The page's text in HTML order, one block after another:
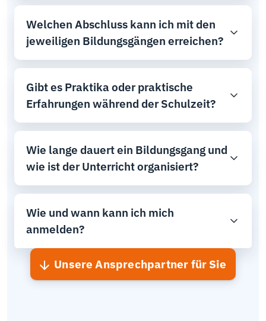
Welchen Abschluss kann ich mit den
jeweiligen Bildungsgängen erreichen?
Gibt es Praktika oder praktische
Erfahrungen während der Schulzeit?
Wie lange dauert ein Bildungsgang und
wie ist der Unterricht organisiert?
Wie und wann kann ich mich
anmelden?
Unsere Ansprechpartner für Sie